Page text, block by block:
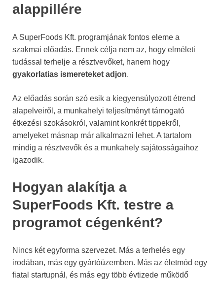
alappillére
A SuperFoods Kft. programjának fontos eleme a
szakmai előadás. Ennek célja nem az, hogy elméleti
tudással terhelje a résztvevőket, hanem hogy
gyakorlatias ismereteket adjon.
Az előadás során szó esik a kiegyensúlyozott étrend
alapelveiről, a munkahelyi teljesítményt támogató
étkezési szokásokról, valamint konkrét tippekről,
amelyeket másnap már alkalmazni lehet. A tartalom
mindig a résztvevők és a munkahely sajátosságaihoz
igazodik.
Hogyan alakítja a
SuperFoods Kft. testre a
programot cégenként?
Nincs két egyforma szervezet. Más a terhelés egy
irodában, más egy gyártóüzemben. Más az életmód egy
fiatal startupnál, és más egy több évtizede működő